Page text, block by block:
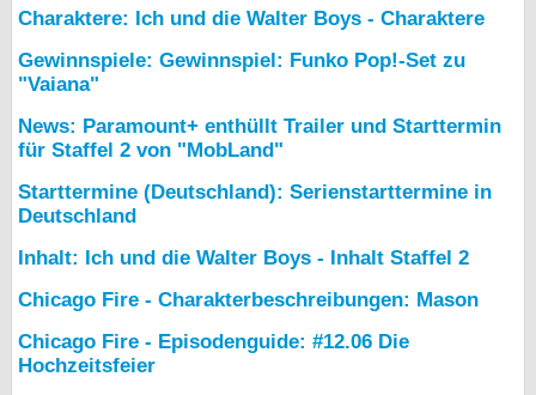
Charaktere: Ich und die Walter Boys - Charaktere
Gewinnspiele: Gewinnspiel: Funko Pop!-Set zu
"Vaiana"
News: Paramount+ enthüllt Trailer und Starttermin
für Staffel 2 von "MobLand"
Starttermine (Deutschland): Serienstarttermine in
Deutschland
Inhalt: Ich und die Walter Boys - Inhalt Staffel 2
Chicago Fire - Charakterbeschreibungen: Mason
Chicago Fire - Episodenguide: #12.06 Die
Hochzeitsfeier